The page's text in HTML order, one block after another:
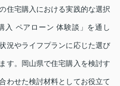
住宅購入における実践的な選択
入 ペアローン 体験談」を通し
況やライフプランに応じた選び
す。岡山県で住宅購入を検討す
わせた検討材料としてお役立て